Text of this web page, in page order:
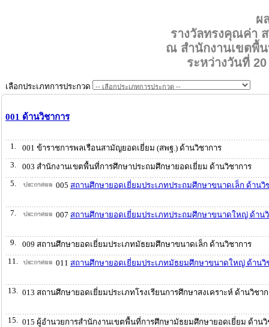
ผ
รางวัลทรงคุณค่า
ณ สำนักงานเขตพื้
ระหว่างวันที่
เลือกประเภทการประกวด
001 ด้านวิชาการ
1.
001 ข้าราชการพลเรือนสามัญยอดเยี่ยม (สพฐ.) ด้านวิชาการ
3.
003 สำนักงานเขตพื้นที่การศึกษาประถมศึกษายอดเยี่ยม ด้านวิชาการ
5.
005 สถานศึกษายอดเยี่ยมประเภทประถมศึกษาขนาดเล็ก ด้านวิ
7. 007 สถานศึกษายอดเยี่ยมประเภทประถมศึกษาขนาดใหญ่ ด้าน
9.
009 สถานศึกษายอดเยี่ยมประเภทมัธยมศึกษาขนาดเล็ก ด้านวิชาการ
11.
011 สถานศึกษายอดเยี่ยมประเภทมัธยมศึกษาขนาดใหญ่ ด้านวิ
13. 013 สถานศึกษายอดเยี่ยมประเภทโรงเรียนการศึกษาสงเคราะห์ ด้านวิชา
15. 015 ผู้อำนวยการสำนักงานเขตพื้นที่การศึกษามัธยมศึกษายอดเยี่ยม ด้านวิ